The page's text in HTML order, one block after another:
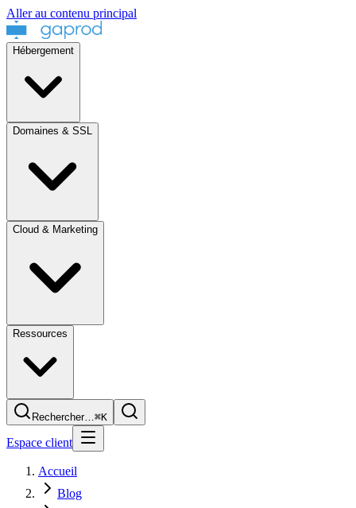
Aller au contenu principal
Hébergement
Domaines & SSL
Cloud & Marketing
Ressources
Rechercher…⌘K
Espace client
Accueil
Blog